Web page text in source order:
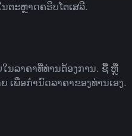
ຕະຫຼາດຄຣິບໂຕເສລີ.
ນລາຄາທີ່ທ່ານຕ້ອງການ. ຊື້ ຫຼື
ພື່ອກໍານົດລາຄາຂອງທ່ານເອງ.